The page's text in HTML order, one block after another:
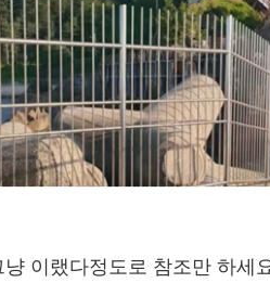
이랬다정도로 참조만 하세